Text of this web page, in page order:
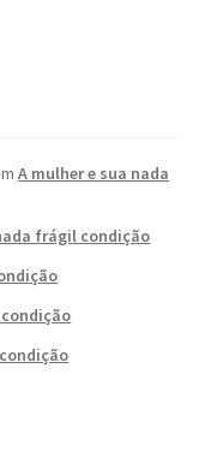
A mulher e sua nada
frágil condição